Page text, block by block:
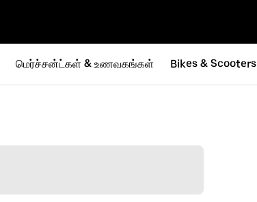
மெர்ச்சன்ட்கள் & உணவகங்கள் Bikes & Scooters